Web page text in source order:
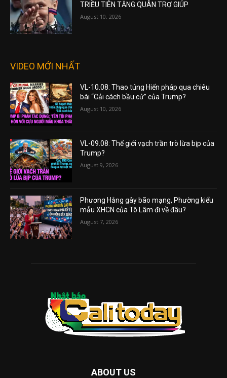
TRIỀU TIÊN TĂNG QUÂN TRỢ GIÚP
August 10, 2026
VIDEO MỚI NHẤT
VL-10.08: Thao túng Hiến pháp qua chiêu
bài “Cải cách bầu cử” của Trump?
August 10, 2026
VL-09.08: Thế giới vạch trần trò lừa bịp của
Trump?
August 9, 2026
Phương Hằng gây bão mạng, Phường kiểu
mẫu XHCN của Tô Lâm đi về đâu?
August 7, 2026
ABOUT US